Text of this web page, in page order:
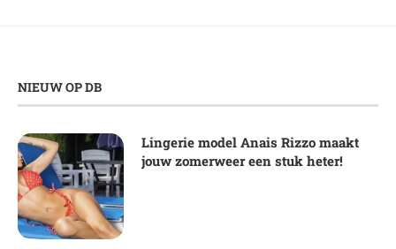
NIEUW OP DB
Lingerie model Anais Rizzo maakt
jouw zomerweer een stuk heter!